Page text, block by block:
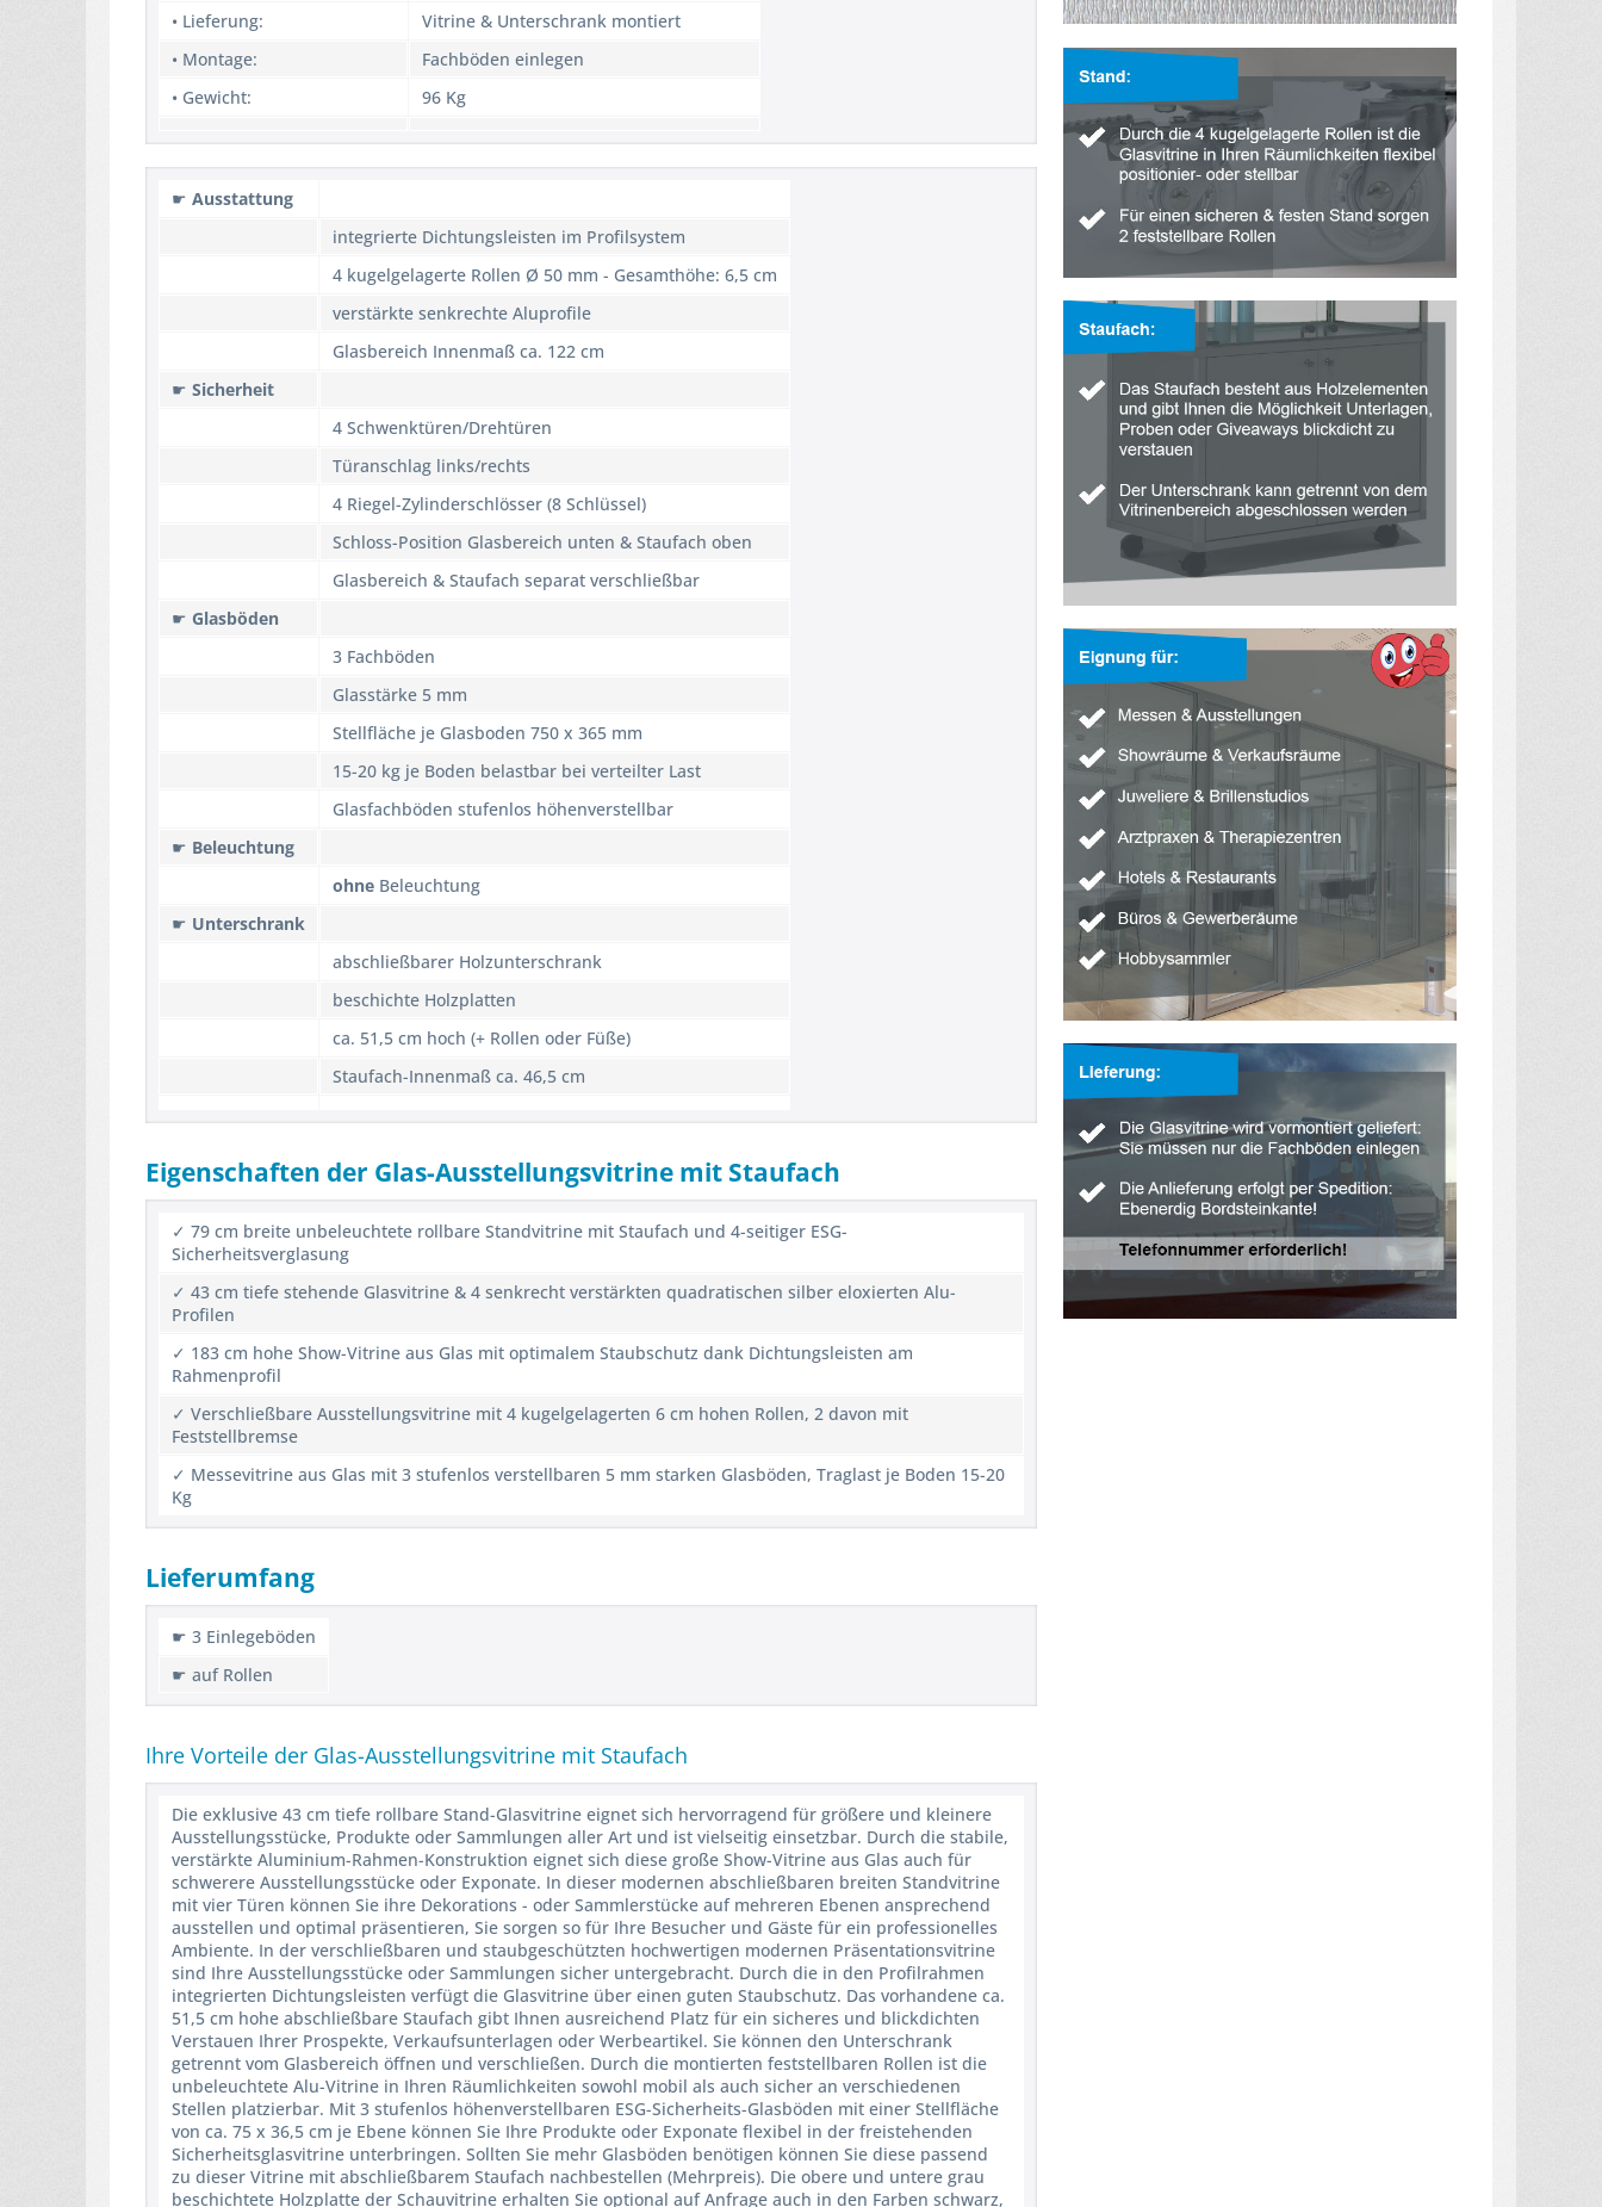
• Lieferung:
Vitrine & Unterschrank montiert
• Montage:
Fachböden einlegen
• Gewicht:
96 Kg
☛ Ausstattung
integrierte Dichtungsleisten im Profilsystem
4 kugelgelagerte Rollen Ø 50 mm - Gesamthöhe: 6,5 cm
verstärkte senkrechte Aluprofile
Glasbereich Innenmaß ca. 122 cm
☛ Sicherheit
4 Schwenktüren/Drehtüren
Türanschlag links/rechts
4 Riegel-Zylinderschlösser (8 Schlüssel)
Schloss-Position Glasbereich unten & Staufach oben
Glasbereich & Staufach separat verschließbar
☛ Glasböden
3 Fachböden
Glasstärke 5 mm
Stellfläche je Glasboden 750 x 365 mm
15-20 kg je Boden belastbar bei verteilter Last
Glasfachböden stufenlos höhenverstellbar
☛ Beleuchtung
ohne Beleuchtung
☛ Unterschrank
abschließbarer Holzunterschrank
beschichte Holzplatten
ca. 51,5 cm hoch (+ Rollen oder Füße)
Staufach-Innenmaß ca. 46,5 cm
Eigenschaften der Glas-Ausstellungsvitrine mit Staufach
✓ 79 cm breite unbeleuchtete rollbare Standvitrine mit Staufach und 4-seitiger ESG-
Sicherheitsverglasung
✓ 43 cm tiefe stehende Glasvitrine & 4 senkrecht verstärkten quadratischen silber eloxierten Alu-
Profilen
✓ 183 cm hohe Show-Vitrine aus Glas mit optimalem Staubschutz dank Dichtungsleisten am
Rahmenprofil
✓ Verschließbare Ausstellungsvitrine mit 4 kugelgelagerten 6 cm hohen Rollen, 2 davon mit
Feststellbremse
✓ Messevitrine aus Glas mit 3 stufenlos verstellbaren 5 mm starken Glasböden, Traglast je Boden 15-20
Kg
Lieferumfang
☛ 3 Einlegeböden
☛ auf Rollen
Ihre Vorteile der Glas-Ausstellungsvitrine mit Staufach
Die exklusive 43 cm tiefe rollbare Stand-Glasvitrine eignet sich hervorragend für größere und kleinere
Ausstellungsstücke, Produkte oder Sammlungen aller Art und ist vielseitig einsetzbar. Durch die stabile,
verstärkte Aluminium-Rahmen-Konstruktion eignet sich diese große Show-Vitrine aus Glas auch für
schwerere Ausstellungsstücke oder Exponate. In dieser modernen abschließbaren breiten Standvitrine
mit vier Türen können Sie ihre Dekorations - oder Sammlerstücke auf mehreren Ebenen ansprechend
ausstellen und optimal präsentieren, Sie sorgen so für Ihre Besucher und Gäste für ein professionelles
Ambiente. In der verschließbaren und staubgeschützten hochwertigen modernen Präsentationsvitrine
sind Ihre Ausstellungsstücke oder Sammlungen sicher untergebracht. Durch die in den Profilrahmen
integrierten Dichtungsleisten verfügt die Glasvitrine über einen guten Staubschutz. Das vorhandene ca.
51,5 cm hohe abschließbare Staufach gibt Ihnen ausreichend Platz für ein sicheres und blickdichten
Verstauen Ihrer Prospekte, Verkaufsunterlagen oder Werbeartikel. Sie können den Unterschrank
getrennt vom Glasbereich öffnen und verschließen. Durch die montierten feststellbaren Rollen ist die
unbeleuchtete Alu-Vitrine in Ihren Räumlichkeiten sowohl mobil als auch sicher an verschiedenen
Stellen platzierbar. Mit 3 stufenlos höhenverstellbaren ESG-Sicherheits-Glasböden mit einer Stellfläche
von ca. 75 x 36,5 cm je Ebene können Sie Ihre Produkte oder Exponate flexibel in der freistehenden
Sicherheitsglasvitrine unterbringen. Sollten Sie mehr Glasböden benötigen können Sie diese passend
zu dieser Vitrine mit abschließbarem Staufach nachbestellen (Mehrpreis). Die obere und untere grau
beschichtete Holzplatte der Schauvitrine erhalten Sie optional auf Anfrage auch in den Farben schwarz,